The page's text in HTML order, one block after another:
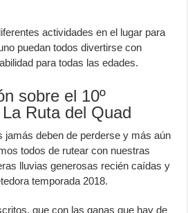
actividades en el lugar para
puedan todos divertirse con
para todas las edades.
sobre el 10º
Ruta del Quad
jamás deben de perderse y más aún
todos de rutear con nuestras
lluvias generosas recién caídas y
temporada 2018.
que con las ganas que hay de